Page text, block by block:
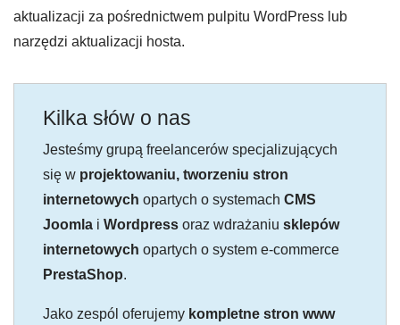
aktualizacji za pośrednictwem pulpitu WordPress lub
narzędzi aktualizacji hosta.
Kilka słów o nas
Jesteśmy grupą freelancerów specjalizujących
się w projektowaniu, tworzeniu stron
internetowych opartych o systemach CMS
Joomla i Wordpress oraz wdrażaniu sklepów
internetowych opartych o system e-commerce
PrestaShop.
Jako zespól oferujemy kompletne stron www